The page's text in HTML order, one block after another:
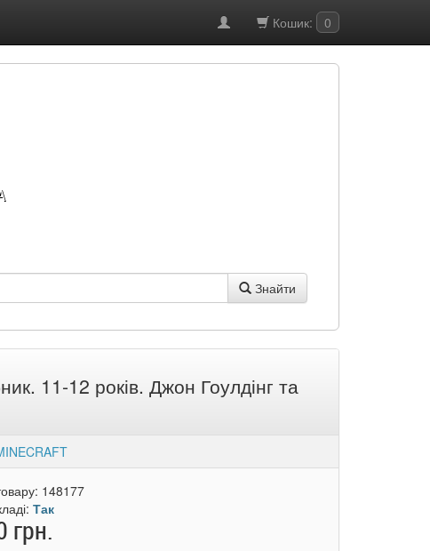
Кошик: 0
Знайти
11-12 років. Джон Гоулдінг та
148177
Так
грн.